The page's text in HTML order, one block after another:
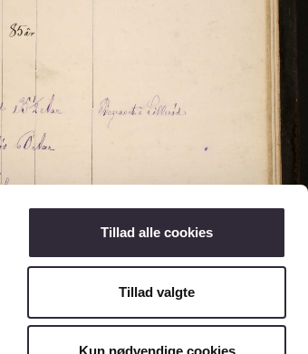
Tillad alle cookies
Tillad valgte
Kun nødvendige cookies